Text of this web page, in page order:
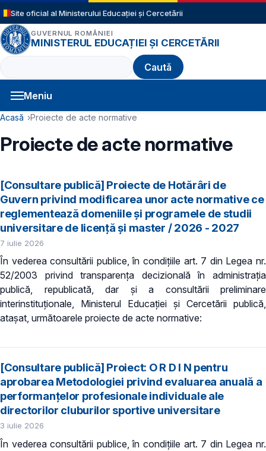
Sari la conținutul principal
Site oficial al Ministerului Educației și Cercetării
GUVERNUL ROMÂNIEI
MINISTERUL EDUCAȚIEI ȘI CERCETĂRII
Caută
Meniu
Navigație principală
Cale de navigare
Acasă Proiecte de acte normative
Proiecte de acte normative
[Consultare publică] Proiecte de Hotărâri de
Guvern privind modificarea unor acte normative ce
reglementează domeniile şi programele de studii
universitare de licență și master / 2026 - 2027
7 iulie 2026
În vederea consultării publice, în condiţiile art. 7 din Legea nr.
52/2003 privind transparenţa decizională în administraţia
publică, republicată, dar și a consultării preliminare
interinstituționale, Ministerul Educaţiei și Cercetării publică,
atașat, următoarele proiecte de acte normative:
[Consultare publică] Proiect: O R D I N pentru
aprobarea Metodologiei privind evaluarea anuală a
performanțelor profesionale individuale ale
directorilor cluburilor sportive universitare
3 iulie 2026
În vederea consultării publice, în condiţiile art. 7 din Legea nr.